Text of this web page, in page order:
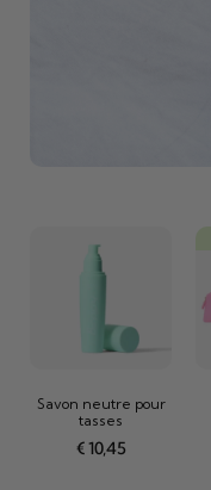
Savon neutre pour
tasses
€10,45